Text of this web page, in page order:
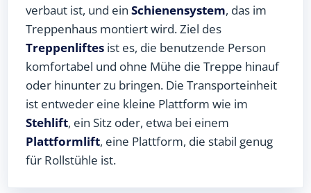
verbaut ist, und ein Schienensystem, das im
Treppenhaus montiert wird. Ziel des
Treppenliftes ist es, die benutzende Person
komfortabel und ohne Mühe die Treppe hinauf
oder hinunter zu bringen. Die Transporteinheit
ist entweder eine kleine Plattform wie im
Stehlift, ein Sitz oder, etwa bei einem
Plattformlift, eine Plattform, die stabil genug
für Rollstühle ist.